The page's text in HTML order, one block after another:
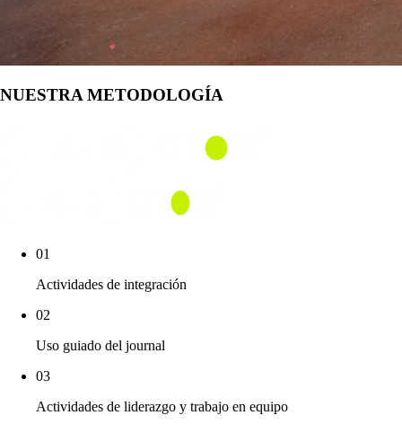
NUESTRA METODOLOGÍA
01
Actividades de integración
02
Uso guiado del journal
03
Actividades de liderazgo y trabajo en equipo